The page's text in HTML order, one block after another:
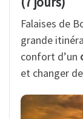
Falaises de
grande
confort d’un
et changer